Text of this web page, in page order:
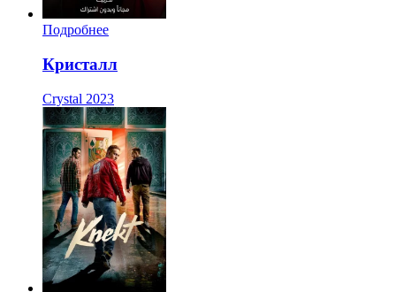
Подробнее
Кристалл
Crystal 2023